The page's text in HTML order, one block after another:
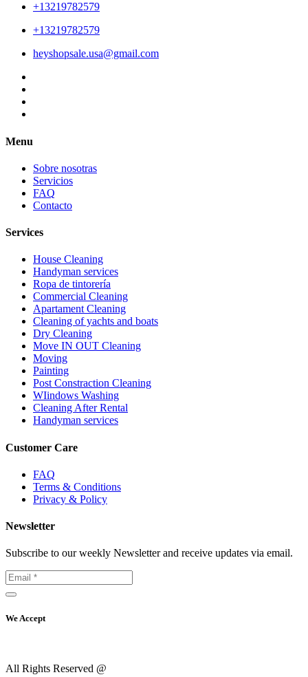
+13219782579
+13219782579
heyshopsale.usa@gmail.com
Menu
Sobre nosotras
Servicios
FAQ
Contacto
Services
House Cleaning
Handyman services
Ropa de tintorería
Commercial Cleaning
Apartament Cleaning
Cleaning of yachts and boats
Dry Cleaning
Move IN OUT Cleaning
Moving
Painting
Post Constraction Cleaning
WIindows Washing
Сleaning After Rental
Handyman services
Customer Care
FAQ
Terms & Conditions
Privacy & Policy
Newsletter
Subscribe to our weekly Newsletter and receive updates via email.
We Accept
All Rights Reserved @